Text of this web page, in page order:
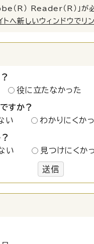
（R） Reader（R）」
へ新しいウィンドウでリン
役に立たなかった
すか？
い わかりにくか
ない 見つけにくか
送信